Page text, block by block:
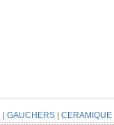
GAUCHERS| CERAMIQUE|